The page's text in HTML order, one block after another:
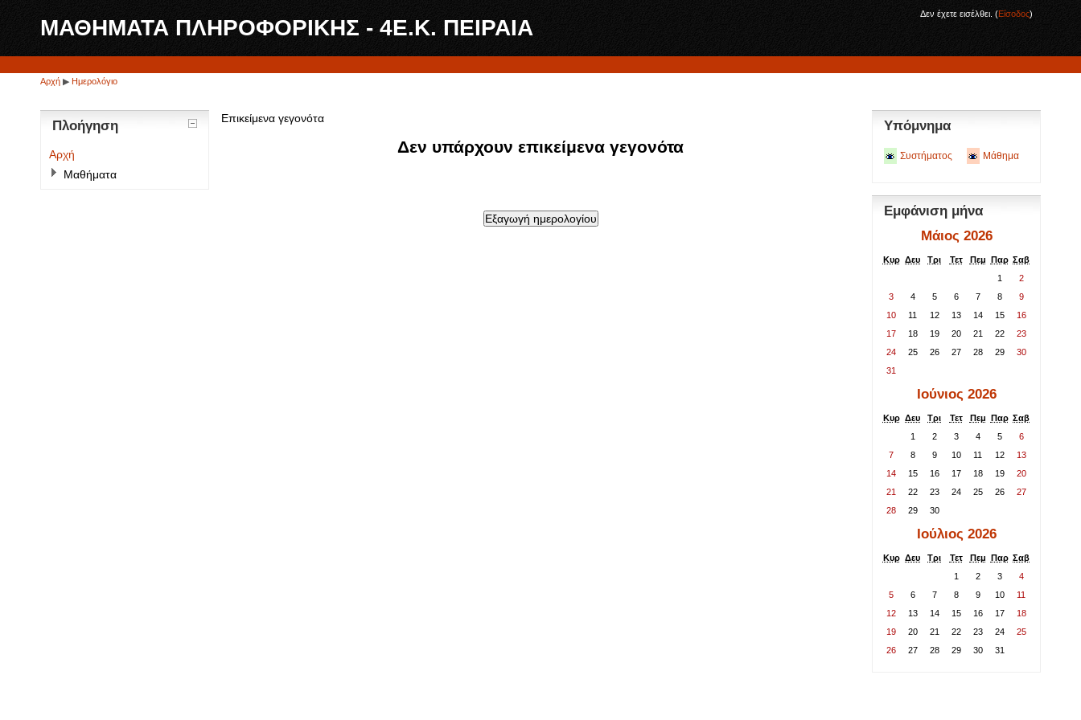
ΜΑΘΗΜΑΤΑ ΠΛΗΡΟΦΟΡΙΚΗΣ - 4Ε.Κ. ΠΕΙΡΑΙΑ
Δεν έχετε εισέλθει. (Είσοδος)
Αρχή ▶ Ημερολόγιο
Επικείμενα γεγονότα
Δεν υπάρχουν επικείμενα γεγονότα
Πλοήγηση
Αρχή
Μαθήματα
Υπόμνημα
Συστήματος Μάθημα
Εμφάνιση μήνα
Μάιος 2026
Κυρ Δευ Τρι Τετ Πεμ Παρ Σαβ
1
2
3
4 5 6 7 8
9
10
11 12 13 14 15
16
17
18 19 20 21 22
23
24
25 26 27 28 29
30
31
Ιούνιος 2026
Κυρ Δευ Τρι Τετ Πεμ Παρ Σαβ
1
2 3 4 5
6
7
8 9 10 11 12
13
14
15 16 17 18 19
20
21
22 23 24 25 26
27
28
29 30
Ιούλιος 2026
Κυρ Δευ Τρι Τετ Πεμ Παρ Σαβ
1
2 3
4
5
6 7 8 9 10
11
12
13 14 15 16 17
18
19
20 21 22 23 24
25
26
27 28 29 30 31